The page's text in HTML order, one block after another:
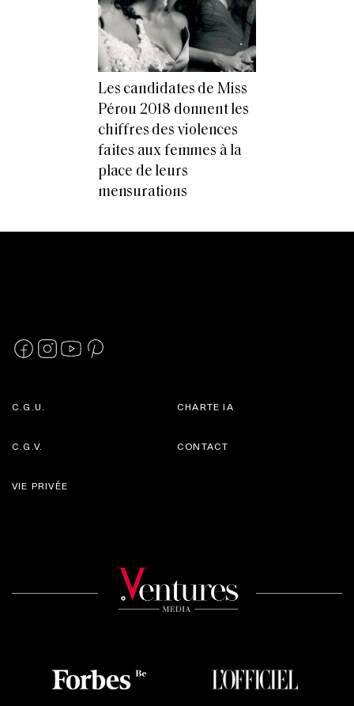
Les candidates de Miss
Pérou 2018 donnent les
chiffres des violences
faites aux femmes à la
place de leurs
mensurations
C.G.U.
C.G.V.
CHARTE IA
CONTACT
VIE PRIVÉE